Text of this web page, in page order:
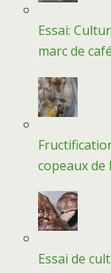
Essai:
marc de
copeaux
Essai de